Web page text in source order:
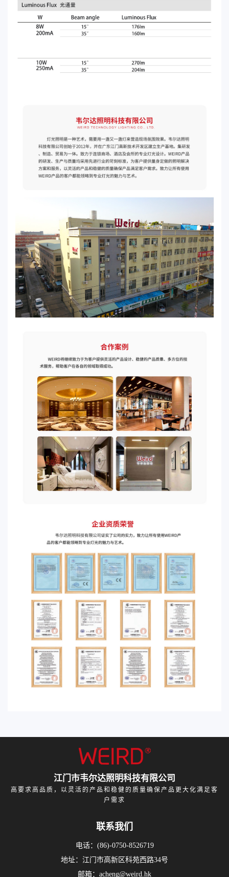
江门市韦尔达照明科技有限公司
高要求高品质，以灵活的产品和稳健的质量确保产品更大化满足客
户需求
联系我们
电话：(86)-0750-8526719
地址：江门市高新区科苑西路34号
邮箱：acheng@weird.hk